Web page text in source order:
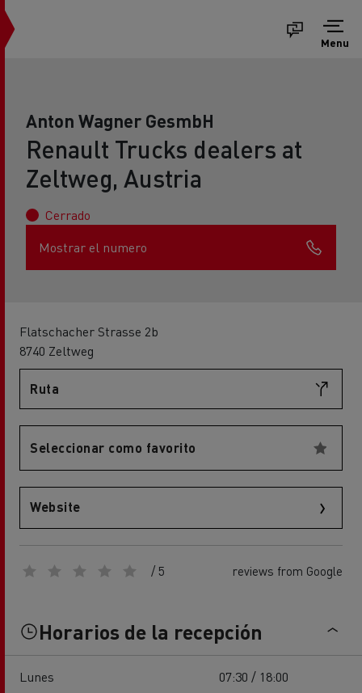
Menu
Anton Wagner GesmbH
Renault Trucks dealers at
Zeltweg, Austria
Cerrado
Mostrar el numero
Flatschacher Strasse 2b
8740 Zeltweg
Ruta
Seleccionar como favorito
Website
/ 5 reviews from Google
Horarios de la recepción
Lunes
07:30 / 18:00